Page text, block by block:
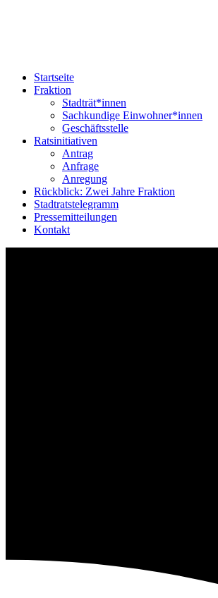
Startseite
Fraktion
Stadträt*innen
Sachkundige Einwohner*innen
Geschäftsstelle
Ratsinitiativen
Antrag
Anfrage
Anregung
Rückblick: Zwei Jahre Fraktion
Stadtratstelegramm
Pressemitteilungen
Kontakt